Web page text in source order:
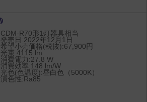
CDM-R70形1灯器具相当
発売日:2022年12月1日
希望小売価格(税抜):67,900円
光束:4115 lm
消費電力:27.8 W
消費効率:148 lm/W
光色(色温度):昼白色（5000K）
演色性:Ra85